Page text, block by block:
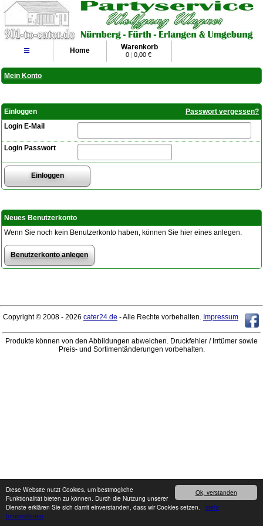
Ok, verstanden
Diese Website nutzt Cookies, um bestmögliche
Funktionalität bieten zu können. Durch die Nutzung unserer
Dienste erklären Sie sich damit einverstanden, dass wir Cookies setzen. mehr
Informationen
≡ Home Warenkorb
0 | 0,00 €
Mein Konto
Einloggen
Passwort vergessen?
Login E-Mail
Login Passwort
Neues Benutzerkonto
Wenn Sie noch kein Benutzerkonto haben, können Sie hier eines anlegen.
Benutzerkonto anlegen
Copyright © 2008 - 2026 cater24.de - Alle Rechte vorbehalten. Impressum
Produkte können von den Abbildungen abweichen. Druckfehler / Irrtümer sowie
Preis- und Sortimentänderungen vorbehalten.